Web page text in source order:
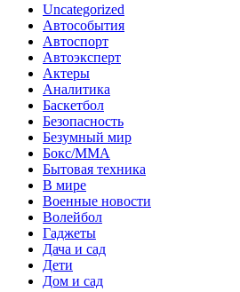
Uncategorized
Автособытия
Автоспорт
Автоэксперт
Актеры
Аналитика
Баскетбол
Безопасность
Безумный мир
Бокс/MMA
Бытовая техника
В мире
Военные новости
Волейбол
Гаджеты
Дача и сад
Дети
Дом и сад